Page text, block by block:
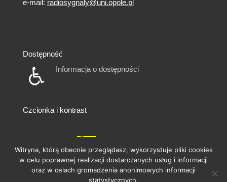
e-mail: radiosygnaly@uni.opole.pl
Dostępność
Informacja o dostępności
Czcionka i kontrast
Witryna, którą obecnie przeglądasz, wykorzystuje pliki cookies
w celu poprawnej realizacji dostarczanych usług i informacji
oraz w celach gromadzenia anonimowych informacji
statystycznych.